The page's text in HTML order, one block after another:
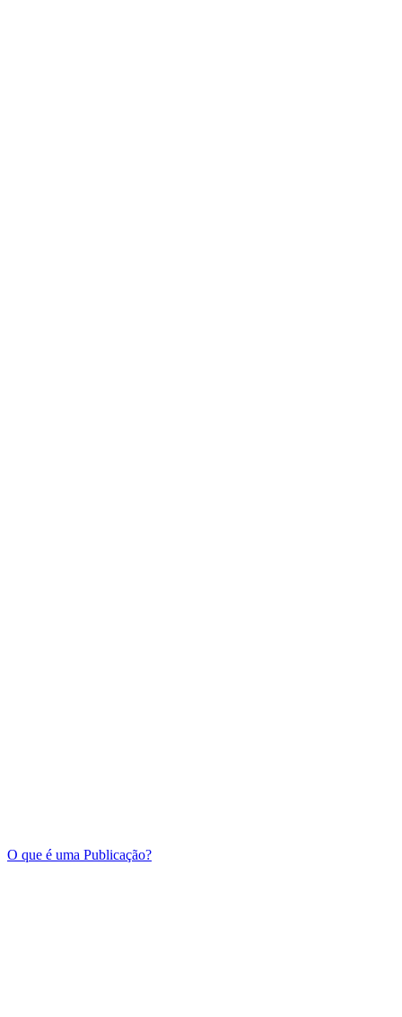
O que é uma Publicação?